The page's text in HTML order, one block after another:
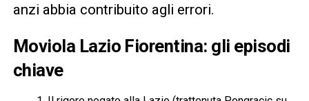
anzi abbia contribuito agli errori.
Moviola Lazio Fiorentina: gli episodi
chiave